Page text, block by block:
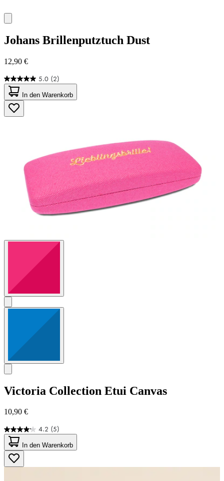
Johans Brillenputztuch Dust
12,90 €
5.0 (2)
5.0
von
5
Sternen.
2
In den Warenkorb
Victoria Collection Etui Canvas
10,90 €
4.2 (5)
4.2
von
5
Sternen.
5
In den Warenkorb